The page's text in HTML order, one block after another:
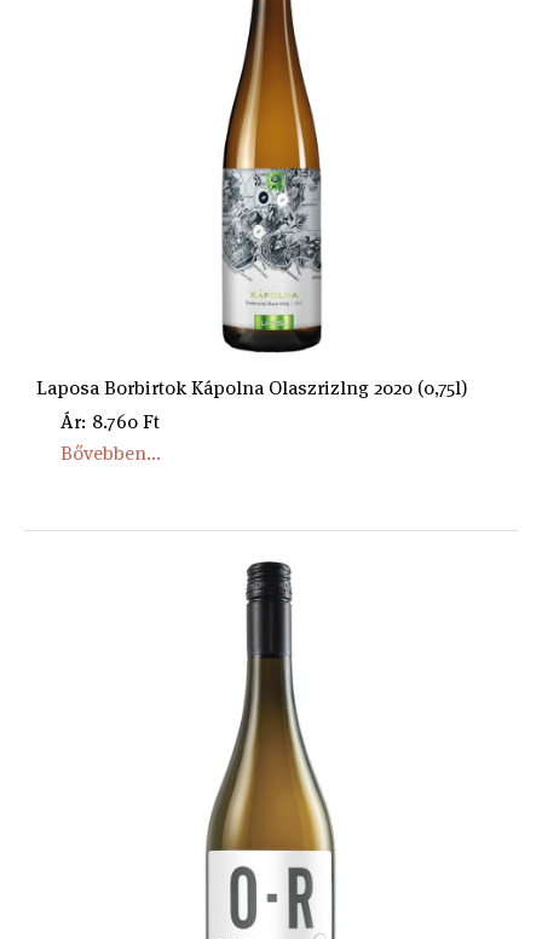
Laposa Borbirtok Kápolna Olaszrizlng 2020 (0,75l)
Ár: 8.760 Ft
Bővebben...